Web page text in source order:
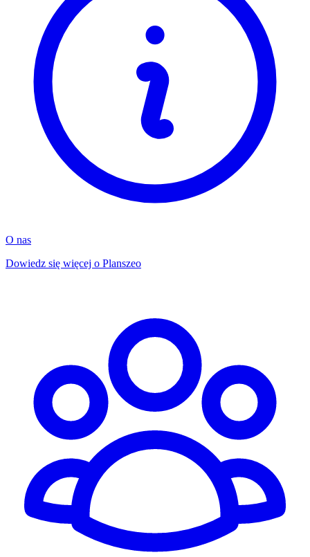
O nas
Dowiedz się więcej o Planszeo